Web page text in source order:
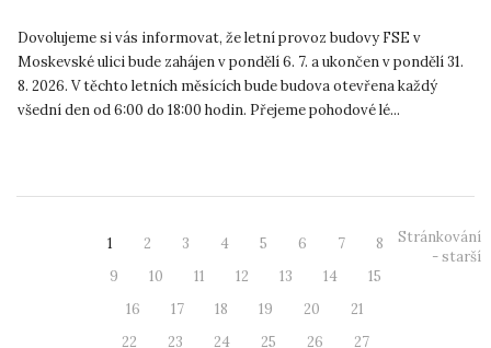
Dovolujeme si vás informovat, že letní provoz budovy FSE v
Moskevské ulici bude zahájen v pondělí 6. 7. a ukončen v pondělí 31.
8. 2026. V těchto letních měsících bude budova otevřena každý
všední den od 6:00 do 18:00 hodin. Přejeme pohodové lé...
1 2 3 4 5 6 7
8
9
10 11 12 13 14
15
16
17 18 19 20
21
22
23 24 25 26
27
Stránkování
- starší